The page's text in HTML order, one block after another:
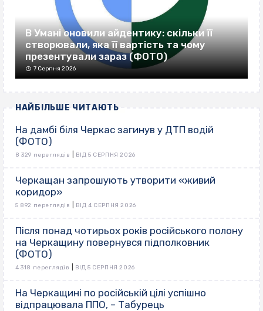
В Умані оновили айдентику: скільки її
створювали, яка її вартість та чому
презентували зараз (ФОТО)
7 Серпня 2026
НАЙБІЛЬШЕ ЧИТАЮТЬ
На дамбі біля Черкас загинув у ДТП водій
(ФОТО)
8 329 переглядів ВІД 5 СЕРПНЯ 2026
Черкащан запрошують утворити «живий
коридор»
5 892 переглядів ВІД 4 СЕРПНЯ 2026
Після понад чотирьох років російського полону
на Черкащину повернувся підполковник
(ФОТО)
4 318 переглядів ВІД 5 СЕРПНЯ 2026
На Черкащині по російській цілі успішно
відпрацювала ППО, – Табурець